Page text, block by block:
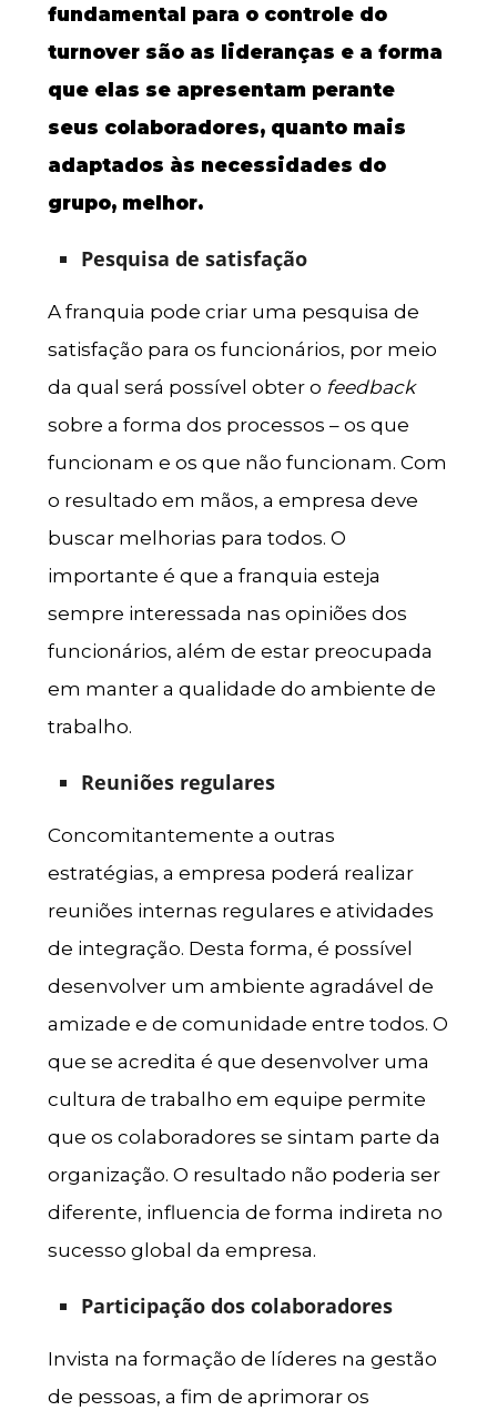
fundamental para o controle do
turnover são as lideranças e a forma
que elas se apresentam perante
seus colaboradores, quanto mais
adaptados às necessidades do
grupo, melhor.
Pesquisa de satisfação
A franquia pode criar uma pesquisa de
satisfação para os funcionários, por meio
da qual será possível obter o feedback
sobre a forma dos processos – os que
funcionam e os que não funcionam. Com
o resultado em mãos, a empresa deve
buscar melhorias para todos. O
importante é que a franquia esteja
sempre interessada nas opiniões dos
funcionários, além de estar preocupada
em manter a qualidade do ambiente de
trabalho.
Reuniões regulares
Concomitantemente a outras
estratégias, a empresa poderá realizar
reuniões internas regulares e atividades
de integração. Desta forma, é possível
desenvolver um ambiente agradável de
amizade e de comunidade entre todos. O
que se acredita é que desenvolver uma
cultura de trabalho em equipe permite
que os colaboradores se sintam parte da
organização. O resultado não poderia ser
diferente, influencia de forma indireta no
sucesso global da empresa.
Participação dos colaboradores
Invista na formação de líderes na gestão
de pessoas, a fim de aprimorar os